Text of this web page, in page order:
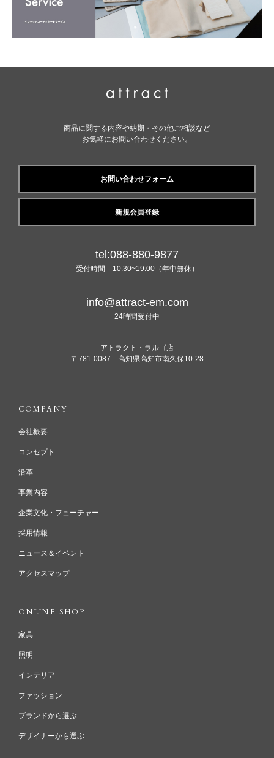
商品に関する内容や納期・その他ご相談など
お気軽にお問い合わせください。
お問い合わせフォーム
新規会員登録
tel:088-880-9877
受付時間 10:30~19:00（年中無休）
info@attract-em.com
24時間受付中
アトラクト・ラルゴ店
〒781-0087 高知県高知市南久保10-28
COMPANY
会社概要
コンセプト
沿革
事業内容
企業文化・フューチャー
採用情報
ニュース＆イベント
アクセスマップ
ONLINE SHOP
家具
照明
インテリア
ファッション
ブランドから選ぶ
デザイナーから選ぶ